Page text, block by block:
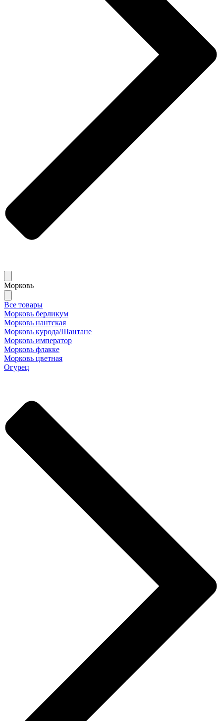
Морковь
Все товары
Морковь берликум
Морковь нантская
Морковь курода/Шантане
Морковь император
Морковь флакке
Морковь цветная
Огурец